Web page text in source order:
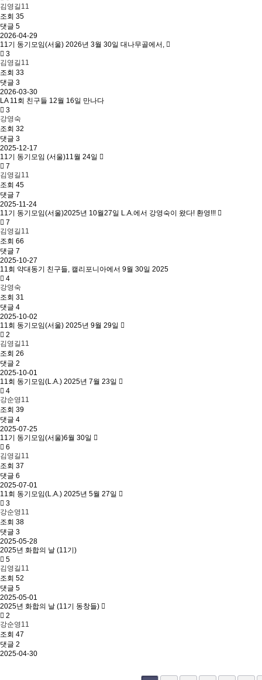
김영길11
조회 35
댓글 5
2026-04-29
11기 동기모임(서울) 2026년 3월 30일 대나무골에서,
3
김영길11
조회 33
댓글 3
2026-03-30
LA 11회 친구들 12월 16일 만나다
3
강영숙
조회 32
댓글 3
2025-12-17
11기 동기모임 (서울)11월 24일
7
김영길11
조회 45
댓글 7
2025-11-24
11기 동기모임(서울)2025년 10월27일 L.A.에서 강영숙이 왔다! 환영!!!
7
김영길11
조회 66
댓글 7
2025-10-27
11회 약대동기 친구들, 캘리포니아에서 9월 30일 2025
4
강영숙
조회 31
댓글 4
2025-10-02
11회 동기모임(서울) 2025년 9월 29일
2
김영길11
조회 26
댓글 2
2025-10-01
11회 동기모임(L.A.) 2025년 7월 23일
4
강순영11
조회 39
댓글 4
2025-07-25
11기 동기모임(서울)6월 30일
6
김영길11
조회 37
댓글 6
2025-07-01
11회 동기모임(L.A.) 2025년 5월 27일
3
강순영11
조회 38
댓글 3
2025-05-28
2025년 화합의 날 (11기)
5
김영길11
조회 52
댓글 5
2025-05-01
2025년 화합의 날 (11기 동창들)
2
강순영11
조회 47
댓글 2
2025-04-30